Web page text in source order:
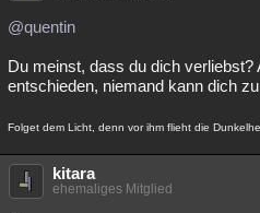
@quentin
Du meinst, dass du dich verliebst?
entschieden, niemand kann dich
Folget dem Licht, denn vor ihm flieht die
kitara
ehemaliges Mitglied